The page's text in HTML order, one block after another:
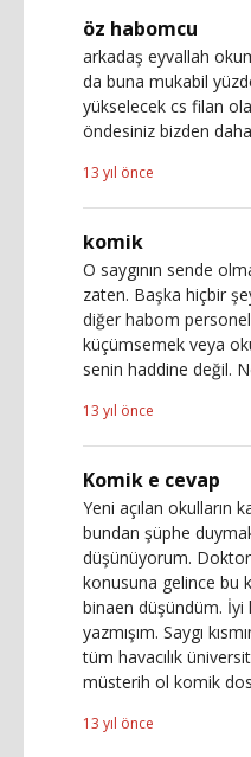
öz habomcu
arkadaş eyvallah
da buna mukabil
yükselecek cs filan
öndesiniz bizden
13 yıl önce
komik
O saygının sende
zaten. Başka hiçbir
diğer habom
küçümsemek veya
senin haddine değil.
13 yıl önce
Komik e cevap
Yeni açılan okulların
bundan şüphe
düşünüyorum.
konusuna gelince bu
binaen düşündüm.
yazmışım. Saygı
tüm havacılık
müsterih ol komik
13 yıl önce